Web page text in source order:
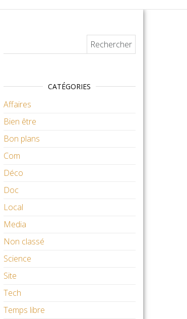
CATÉGORIES
Affaires
Bien être
Bon plans
Com
Déco
Doc
Local
Media
Non classé
Science
Site
Tech
Temps libre